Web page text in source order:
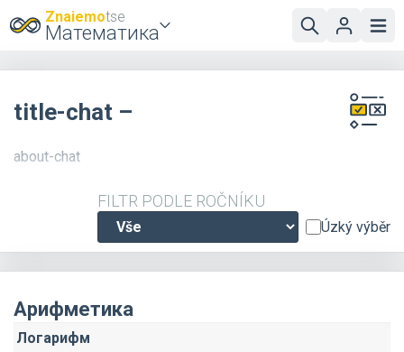
Znaiemotse
Математика
title-chat –
about-chat
FILTR PODLE ROČNÍKU
Úzký výběr
Арифметика
Логарифм